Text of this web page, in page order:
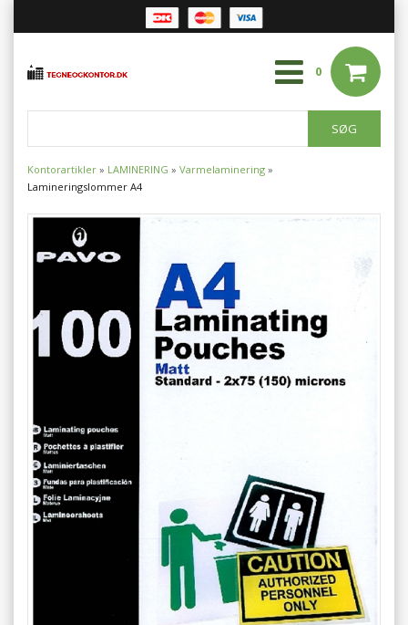
0
Kontorartikler » LAMINERING » Varmelaminering »
Lamineringslommer A4